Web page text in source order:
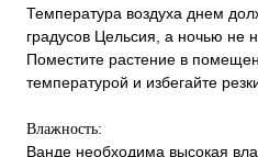
Температура воздуха днем
градусов Цельсия, а ночью не
Поместите растение в
температурой и избегайте
Влажность:
Ванде необходима высокая